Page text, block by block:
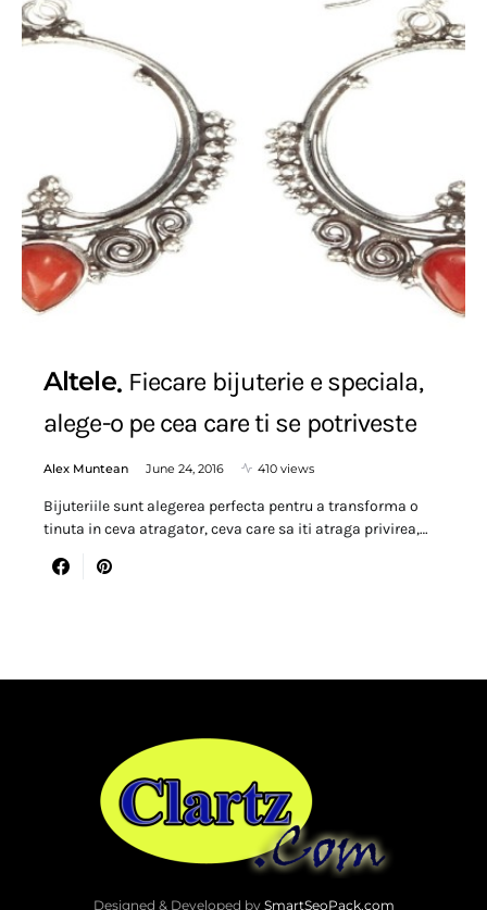
Altele Fiecare bijuterie e speciala,
alege-o pe cea care ti se potriveste
Alex Muntean June 24, 2016 410 views
Bijuteriile sunt alegerea perfecta pentru a transforma o
tinuta in ceva atragator, ceva care sa iti atraga privirea,…
Designed & Developed by SmartSeoPack.com